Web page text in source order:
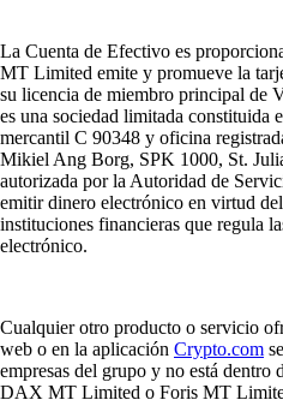
La Cuenta de Efectivo es
MT Limited emite y promueve la
su licencia de miembro principal de
es una sociedad limitada constituida
mercantil C 90348 y oficina
Mikiel Ang Borg, SPK 1000, St.
autorizada por la Autoridad de
emitir dinero electrónico en virtud
instituciones financieras que regula
electrónico.
Cualquier otro producto o servicio
web o en la aplicación Crypto.com
empresas del grupo y no está dentro
DAX MT Limited o Foris MT